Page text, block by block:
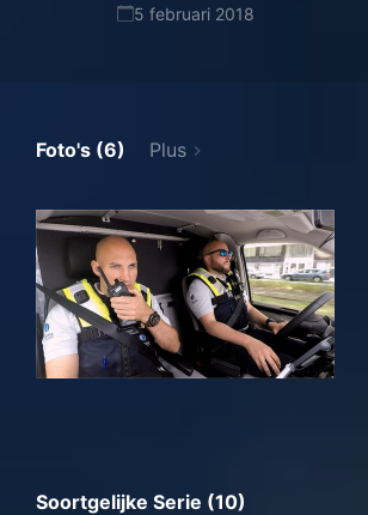
5 februari 2018
Foto's (6) Plus
Soortgelijke Serie (10)